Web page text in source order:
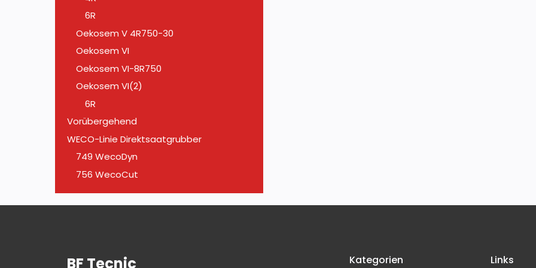
6R
Oekosem V 4R750-30
Oekosem VI
Oekosem VI-8R750
Oekosem VI(2)
6R
Vorübergehend
WECO-Linie Direktsaatgrubber
749 WecoDyn
756 WecoCut
BF Tecnic Kategorien Links